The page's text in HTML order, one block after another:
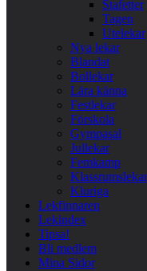
Stafetter
Tagen
Utelekar
Nya lekar
Blandat
Bollekar
Lära känna
Festlekar
Förskola
Gympasal
Jullekar
Femkamp
Klassrumslekar
Kluriga
Lekfinnaren
Lekindex
Tipsa!
Bli medlem
Mina Sidor